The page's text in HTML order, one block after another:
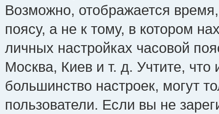
Возможно, отображается
поясу, а не к тому, в котором
личных настройках часовой
Москва, Киев и т. д. Учтите, что
большинство настроек, могут
пользователи. Если вы не